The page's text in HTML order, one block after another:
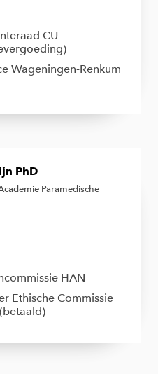
CU
Wageningen-Renkum
PhD
Paramedische
HAN
Ethische Commissie